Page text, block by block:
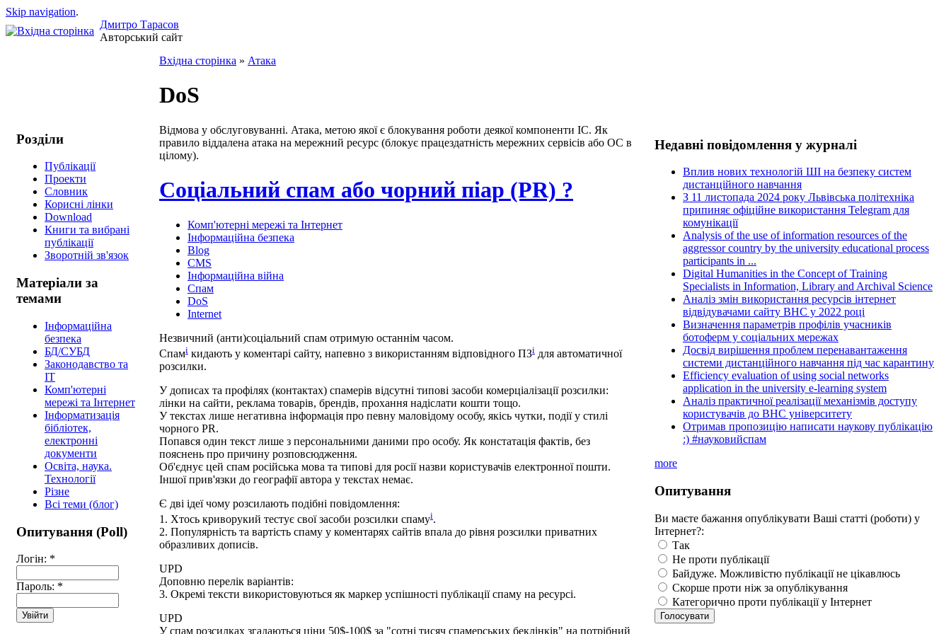
Skip navigation.
Дмитро Тарасов
Авторський сайт
Розділи
Публікації
Проекти
Cловник
Корисні лінки
Download
Книги та вибрані
публікації
Зворотній зв'язок
Матеріали за
темами
Інформаційна
безпека
БД/СУБД
Законодавство та
ІТ
Комп'ютерні
мережі та Інтернет
Інформатизація
бібліотек,
електронні
документи
Освіта, наука.
Технології
Різне
Всі теми (блог)
Опитування (Poll)
Логін: *
Пароль: *
Вхідна сторінка » Атака
DoS
Відмова у обслуговуванні. Атака, метою якої є блокування роботи деякої компоненти ІС. Як
правило віддалена атака на мережний ресурс (блокує працездатність мережних сервісів або ОС в
цілому).
Соціальний спам або чорний піар (PR) ?
Комп'ютерні мережі та Інтернет
Інформаційна безпека
Blog
CMS
Інформаційна війна
Спам
DoS
Internet
Незвичний (анти)соціальний спам отримую останнім часом.
Спамi кидають у коментарі сайту, напевно з використанням відповідного ПЗi для автоматичної
розсилки.
У дописах та профілях (контактах) спамерів відсутні типові засоби комерціалізації розсилки:
лінки на сайти, реклама товарів, брендів, прохання надіслати кошти тощо.
У текстах лише негативна інформація про певну маловідому особу, якісь чутки, події у стилі
чорного PR.
Попався один текст лише з персональними даними про особу. Як констатація фактів, без
пояснень про причину розповсюдження.
Об'єднує цей спам російська мова та типові для росії назви користувачів електронної пошти.
Іншої прив'язки до географії автора у текстах немає.
Є дві ідеї чому розсилають подібні повідомлення:
1. Хтось криворукий тестує свої засоби розсилки спамуi.
2. Популярність та вартість спаму у коментарях сайтів впала до рівня розсилки приватних
образливих дописів.
UPD
Доповню перелік варіантів:
3. Окремі тексти використовуються як маркер успішності публікації спаму на ресурсі.
UPD
У спам розсилках згадаються ціни 50$-100$ за "сотні тисяч спамерських беклінків" на потрібний
Недавні повідомлення у журналі
Вплив нових технологій ШІ на безпеку систем
дистанційного навчання
З 11 листопада 2024 року Львівська політехніка
припиняє офіційне використання Telegram для
комунікації
Analysis of the use of information resources of the
aggressor country by the university educational process
participants in ...
Digital Humanities in the Concept of Training
Specialists in Information, Library and Archival Science
Аналіз змін використання ресурсів інтернет
відвідувачами сайту ВНС у 2022 році
Визначення параметрів профілів учасників
ботоферм у соціальних мережах
Досвід вирішення проблем перенавантаження
системи дистанційного навчання під час карантину
Efficiency evaluation of using social networks
application in the university e-learning system
Аналіз практичної реалізації механізмів доступу
користувачів до ВНС університету
Отримав пропозицію написати наукову публікацію
:) #науковийспам
more
Опитування
Ви маєте бажання опублікувати Ваші статті (роботи) у
Інтернет?:
Так
Не проти публікації
Байдуже. Можливістю публікації не цікавлюсь
Скорше проти ніж за опублікування
Категорично проти публікації у Інтернет